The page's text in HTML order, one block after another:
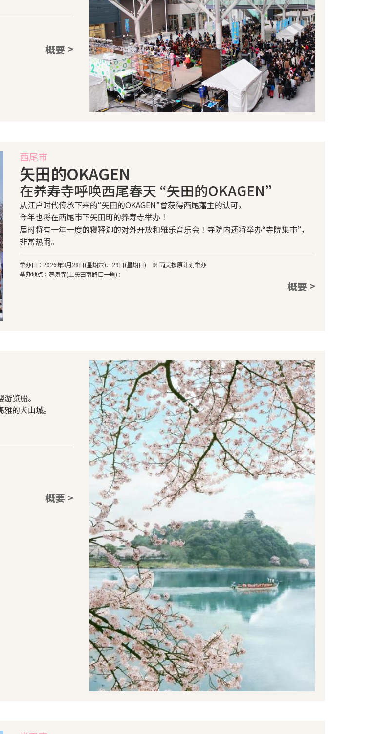
概要 >
西尾市
矢田的OKAGEN
在养寿寺呼唤西尾春天 “矢田的OKAGEN”
从江户时代传承下来的“矢田的OKAGEN”曾获得西尾藩主的认可，
今年也将在西尾市下矢田町的养寿寺举办！
届时将有一年一度的寝释迦的对外开放和雅乐音乐会！寺院内还将举办“寺院集市”，
非常热闹。
举办日：2026年3月28日(星期六)、29日(星期日) ※ 雨天按原计划举办
举办地点：养寿寺(上矢田南路口一角) :
概要 >
览船。
的犬山城。
概要 >